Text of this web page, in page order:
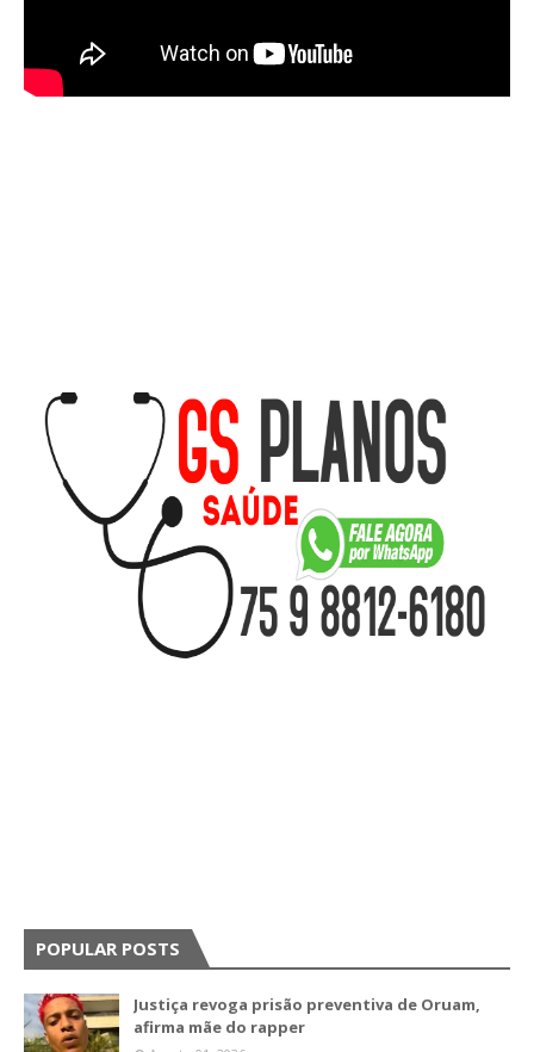
POPULAR POSTS
Justiça revoga prisão preventiva de Oruam,
afirma mãe do rapper